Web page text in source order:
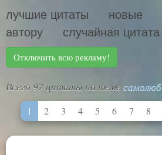
лучшие цитаты новые
автору
случайная цитата
Отключить всю рекламу!
Всего 97 цитаты по теме
1 2 3 4 5 6 7 8